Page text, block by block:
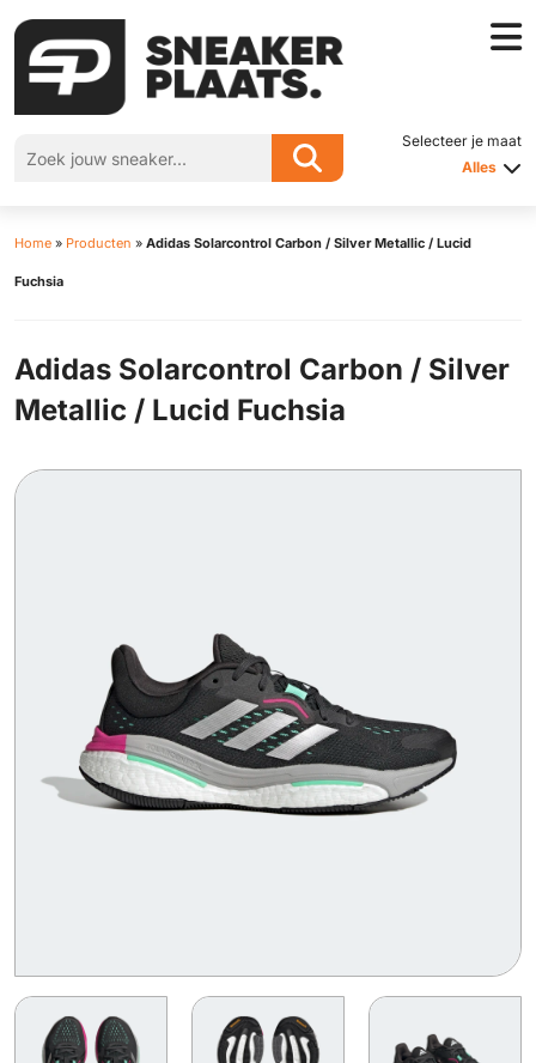
Selecteer je maat
Alles
Home » Producten » Adidas Solarcontrol Carbon / Silver Metallic / Lucid
Fuchsia
Adidas Solarcontrol Carbon / Silver
Metallic / Lucid Fuchsia